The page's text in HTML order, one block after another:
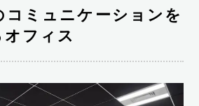
コミュニケーションを
フィス